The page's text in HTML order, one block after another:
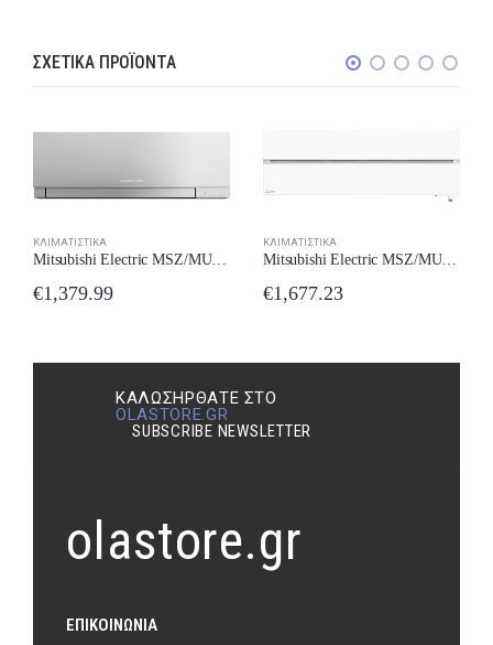
ΣΧΕΤΙΚΆ ΠΡΟΪΌΝΤΑ
ΚΛΙΜΑΤΙΣΤΙΚΆ
Mitsubishi Electric MSZ/MUZ-EF35VE2-S Κλιματιστικό Inverter 12000 BTU A+++/A++ με Wi-Fi New Model 2024
€1,379.99
ΚΛΙΜΑΤΙΣΤΙΚΆ
Mitsubishi Electric MSZ/MUZ-LN35VG2-W Κλιματιστικό Inverter 12000 BTU A+++/A+++ New Model 2024
€1,677.23
ΚΑΛΩΣΉΡΘΑΤΕ ΣΤΟ
OLASTORE.GR
SUBSCRIBE NEWSLETTER
olastore.gr
ΕΠΙΚΟΙΝΩΝΊΑ